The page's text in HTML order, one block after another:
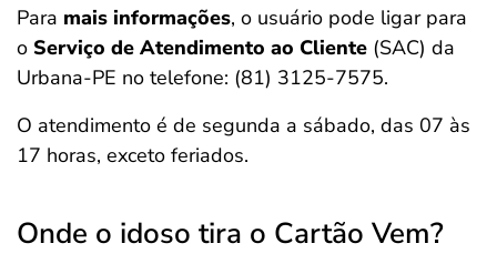
Para mais informações, o usuário pode ligar para
o Serviço de Atendimento ao Cliente (SAC) da
Urbana-PE no telefone: (81) 3125-7575.
O atendimento é de segunda a sábado, das 07 às
17 horas, exceto feriados.
Onde o idoso tira o Cartão Vem?